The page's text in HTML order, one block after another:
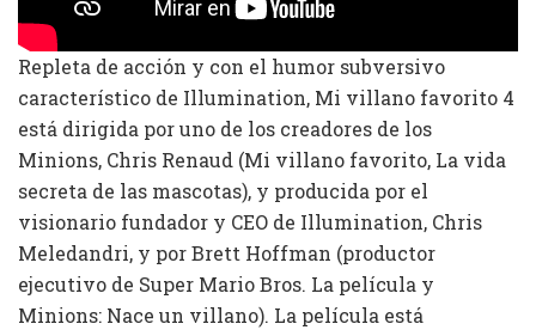
Repleta de acción y con el humor subversivo
característico de Illumination, Mi villano favorito 4
está dirigida por uno de los creadores de los
Minions, Chris Renaud (Mi villano favorito, La vida
secreta de las mascotas), y producida por el
visionario fundador y CEO de Illumination, Chris
Meledandri, y por Brett Hoffman (productor
ejecutivo de Super Mario Bros. La película y
Minions: Nace un villano). La película está